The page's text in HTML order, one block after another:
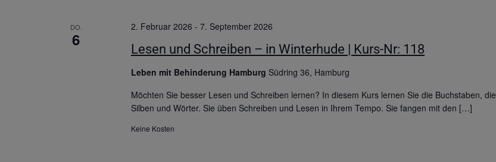
DO.
6 Lesen und Schreiben – in Winterhude | Kurs-Nr: 118
2. Februar 2026 - 7. September 2026
Leben mit Behinderung Hamburg Südring 36, Hamburg
Möchten Sie besser Lesen und Schreiben lernen? In diesem Kurs lernen Sie die Buchstaben, die
Silben und Wörter. Sie üben Schreiben und Lesen in Ihrem Tempo. Sie fangen mit den […]
Keine Kosten